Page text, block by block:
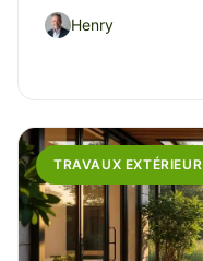
Henry
TRAVAUX EXTÉRIEUR